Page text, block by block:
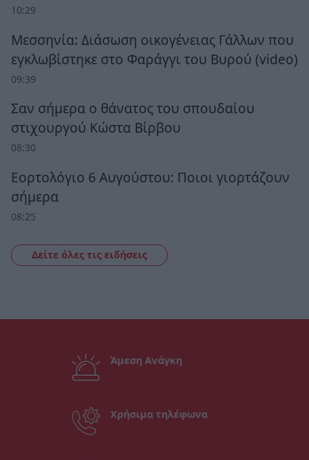
10:29
Μεσσηνία: Διάσωση οικογένειας Γάλλων που
εγκλωβίστηκε στο Φαράγγι του Βυρού (video)
09:39
Σαν σήμερα ο θάνατος του σπουδαίου
στιχουργού Κώστα Βίρβου
08:30
Εορτολόγιο 6 Αυγούστου: Ποιοι γιορτάζουν
σήμερα
08:25
Δείτε όλες τις ειδήσεις
Άμεση Ανάγκη
Χρήσιμα τηλέφωνα